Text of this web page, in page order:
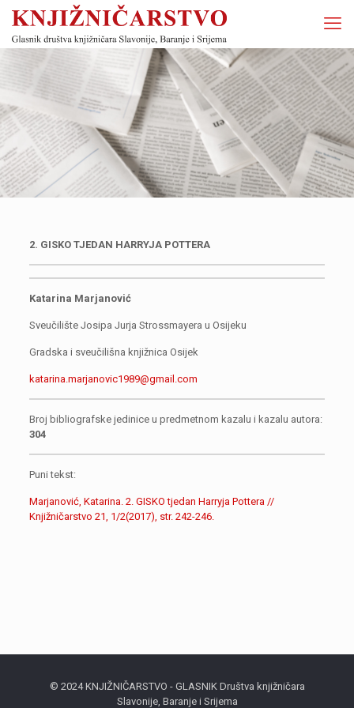
2. GISKO TJEDAN HARRYJA POTTERA
Katarina Marjanović
Sveučilište Josipa Jurja Strossmayera u Osijeku
Gradska i sveučilišna knjižnica Osijek
katarina.marjanovic1989@gmail.com
Broj bibliografske jedinice u predmetnom kazalu i kazalu autora:
304
Puni tekst:
Marjanović, Katarina. 2. GISKO tjedan Harryja Pottera //
Knjižničarstvo 21, 1/2(2017), str. 242-246.
© 2024 KNJIŽNIČARSTVO - GLASNIK Društva knjižničara
Slavonije, Baranje i Srijema